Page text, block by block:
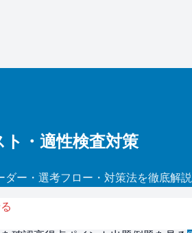
ト・適性検査対策
ダー・選考フロー・対策法を徹底解説